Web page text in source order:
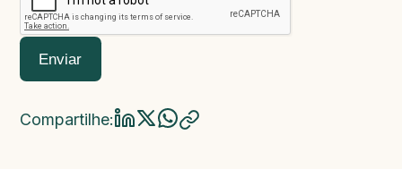
Enviar
Compartilhe: